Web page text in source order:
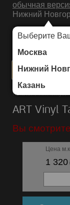
обычная
Нижний
Выберите
Москва
Нижний
Казань
ИНТЕРНЕТ-МАГАЗИН
Каталог/ART Vinyl/
ART Vinyl
Вы
Цена
1 320